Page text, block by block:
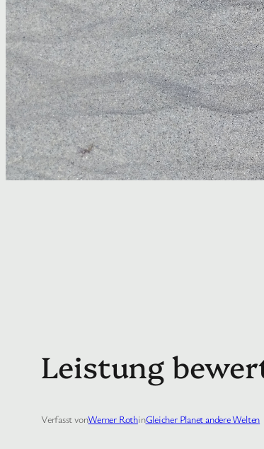
Leistung
Verfasst vonWerner RothinGleicher Planet andere Welten